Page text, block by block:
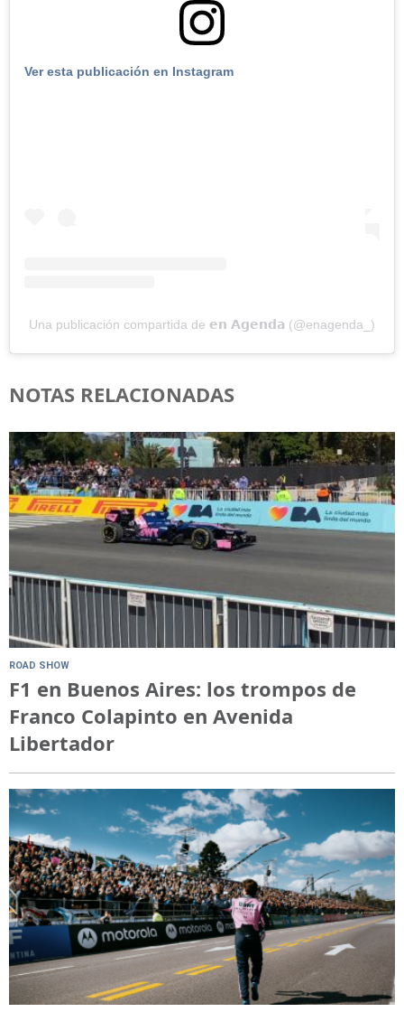
Ver esta publicación en Instagram
Una publicación compartida de 𝗲𝗻 𝗔𝗴𝗲𝗻𝗱𝗮 (@enagenda_)
NOTAS RELACIONADAS
ROAD SHOW
F1 en Buenos Aires: los trompos de
Franco Colapinto en Avenida
Libertador